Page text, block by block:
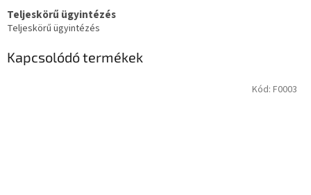
Teljeskörű ügyintézés
Teljeskörű ügyintézés
Kapcsolódó termékek
Kód: F0003